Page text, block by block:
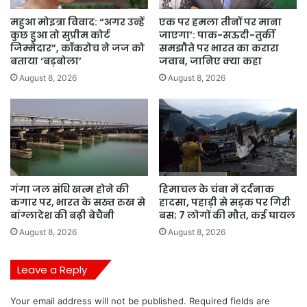
महुआ मोइत्रा विवाद: “अगर उन्हें
कुछ हुआ तो सुप्रीम कोर्ट
जिम्मेदार”, कॉकरोच ने जज को
बताया ‘बड़बोला’
August 8, 2026
एक पर हमला तीनों पर माना
जाएगा’: पाक-सऊदी-तुर्की
समझौते पर भारत का करारा
जवाब, जानिए क्या कहा
August 8, 2026
गंगा जल संधि खत्म होने की
कगार पर, भारत के सख्त रुख से
बांग्लादेश की बढ़ी बेचैनी
August 8, 2026
हिमाचल के चंबा में दर्दनाक
हादसा, पहाड़ी से सड़क पर गिरी
बस; 7 लोगों की मौत, कई घायल
August 8, 2026
Leave a Reply
Your email address will not be published. Required fields are